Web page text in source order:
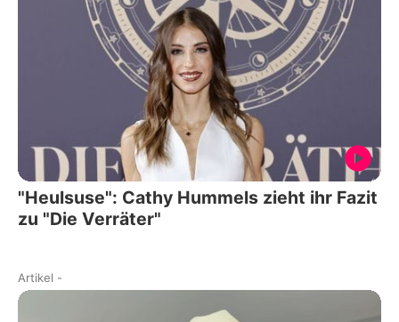
"Heulsuse": Cathy Hummels zieht ihr Fazit
zu "Die Verräter"
Artikel -